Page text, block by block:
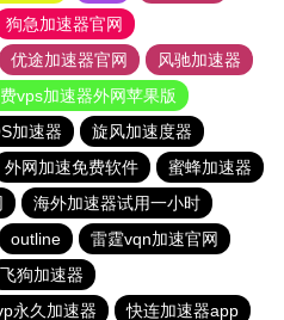
狗急加速器官网
优途加速器官网
风驰加速器
vps加速器外网苹果版
加速器
旋风加速度器
外网加速免费软件
蜜蜂加速器
海外加速器试用一小时
outline
雷霆vqn加速官网
飞狗加速器
永久加速器 快连加速器app